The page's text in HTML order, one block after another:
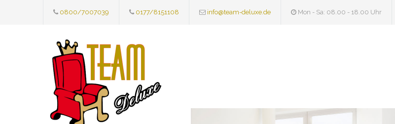
0800/7007039 0177/8151108 info@team-deluxe.de Mon - Sa: 08.00 - 18.00 Uhr